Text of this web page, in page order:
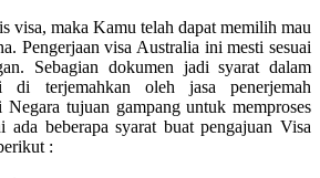
visa, maka Kamu telah dapat memilih mau
Pengerjaan visa Australia ini mesti sesuai
Sebagian dokumen jadi syarat dalam
di terjemahkan oleh jasa penerjemah
tujuan gampang untuk memproses
beberapa syarat buat pengajuan Visa
: